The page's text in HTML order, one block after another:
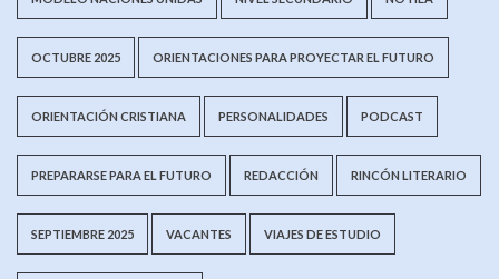
OCTUBRE 2025 ORIENTACIONES PARA PROYECTAR EL FUTURO
ORIENTACIÓN CRISTIANA PERSONALIDADES PODCAST
PREPARARSE PARA EL FUTURO REDACCIÓN RINCÓN LITERARIO
SEPTIEMBRE 2025 VACANTES VIAJES DE ESTUDIO